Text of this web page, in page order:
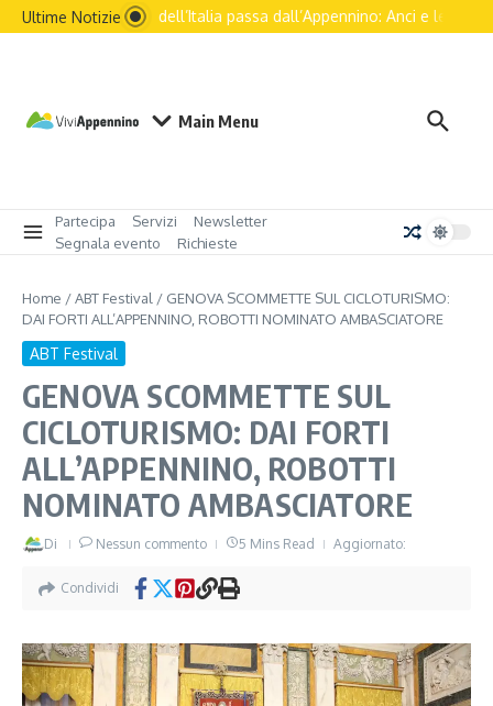
Ultime NotizieIl futuro dell’Italia passa dall’Appennino: Anci e le
Main Menu
Partecipa Servizi
Newsletter
Segnala evento
Richieste
Home /ABT Festival / GENOVA SCOMMETTE SUL CICLOTURISMO:
DAI FORTI ALL’APPENNINO, ROBOTTI NOMINATO AMBASCIATORE
ABT Festival
GENOVA SCOMMETTE SUL
CICLOTURISMO: DAI FORTI
ALL’APPENNINO, ROBOTTI
NOMINATO AMBASCIATORE
Di Nessun commento 5 Mins Read Aggiornato:
Condividi